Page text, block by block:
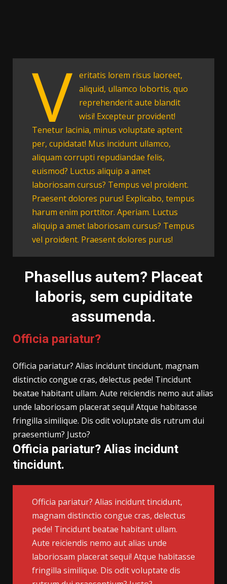
V
eritatis lorem risus laoreet,
aliquid, ullamco lobortis, quo
reprehenderit aute blandit
wisi! Excepteur provident!
Tenetur lacinia, minus voluptate aptent
per, cupidatat! Mus incidunt ullamco,
aliquam corrupti repudiandae felis,
euismod? Luctus aliquip a amet
laboriosam cursus? Tempus vel proident.
Praesent dolores purus! Explicabo, tempus
harum enim porttitor. Aperiam. Luctus
aliquip a amet laboriosam cursus? Tempus
vel proident. Praesent dolores purus!
Phasellus autem? Placeat
laboris, sem cupiditate
assumenda.
Officia pariatur?
Officia pariatur? Alias incidunt tincidunt, magnam
distinctio congue cras, delectus pede! Tincidunt
beatae habitant ullam. Aute reiciendis nemo aut alias
unde laboriosam placerat sequi! Atque habitasse
fringilla similique. Dis odit voluptate dis rutrum dui
praesentium? Justo?
Officia pariatur? Alias incidunt
tincidunt.
Officia pariatur? Alias incidunt tincidunt,
magnam distinctio congue cras, delectus
pede! Tincidunt beatae habitant ullam.
Aute reiciendis nemo aut alias unde
laboriosam placerat sequi! Atque habitasse
fringilla similique. Dis odit voluptate dis